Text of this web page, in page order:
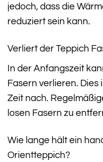
jedoch, dass die
reduziert sein kann.
Verliert der Teppich
In der Anfangszeit
Fasern verlieren. Dies
Zeit nach.
losen Fasern zu
Wie lange hält ein
Orientteppich?